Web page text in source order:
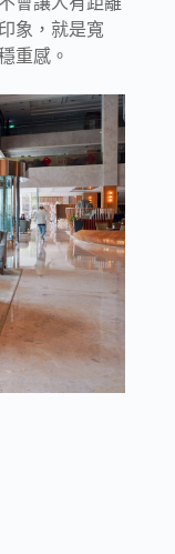
象，就是寬
重感。